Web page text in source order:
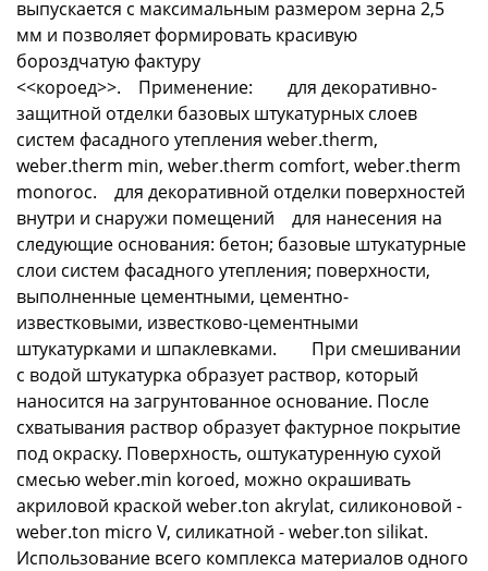
выпускается с максимальным размером зерна 2,5
мм и позволяет формировать красивую
бороздчатую фактуру
<<короед>>. Применение: для декоративно-
защитной отделки базовых штукатурных слоев
систем фасадного утепления weber.therm,
weber.therm min, weber.therm comfort, weber.therm
monoroc. для декоративной отделки поверхностей
внутри и снаружи помещений для нанесения на
следующие основания: бетон; базовые штукатурные
слои систем фасадного утепления; поверхности,
выполненные цементными, цементно-
известковыми, известково-цементными
штукатурками и шпаклевками. При смешивании
с водой штукатурка образует раствор, который
наносится на загрунтованное основание. После
схватывания раствор образует фактурное покрытие
под окраску. Поверхность, оштукатуренную сухой
смесью weber.min koroed, можно окрашивать
акриловой краской weber.ton akrylat, силиконовой -
weber.ton micro V, силикатной - weber.ton silikat.
Использование всего комплекса материалов одного